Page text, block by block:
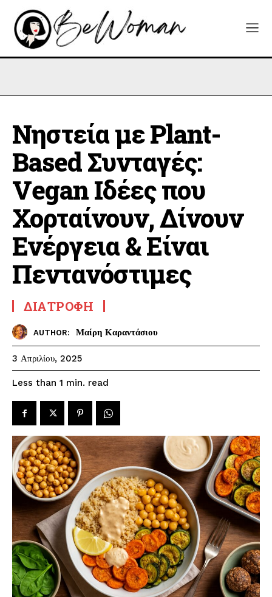
Νηστεία με Plant-
Based Συνταγές:
Vegan Ιδέες που
Χορταίνουν, Δίνουν
Ενέργεια & Είναι
Πεντανόστιμες
ΔΙΑΤΡΟΦΉ
AUTHOR: Μαίρη Καραντάσιου
3 Απριλίου, 2025
Less than 1 min. read